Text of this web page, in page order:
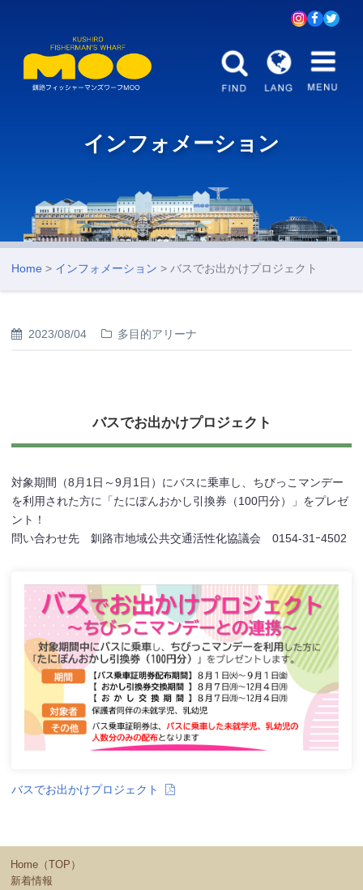
インフォメーション
Home > インフォメーション > バスでお出かけプロジェクト
2023/08/04 多目的アリーナ
バスでお出かけプロジェクト
対象期間（8月1日～9月1日）にバスに乗車し、ちびっこマンデー
を利用された方に「たにぽんおかし引換券（100円分）」をプレゼ
ント！
問い合わせ先 釧路市地域公共交通活性化協議会 0154-31ｰ4502
バスでお出かけプロジェクト
Home（TOP）
新着情報